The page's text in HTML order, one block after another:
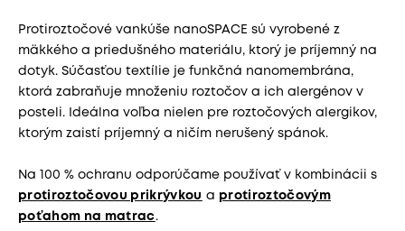
Protiroztočové vankúše nanoSPACE sú vyrobené z
mäkkého a priedušného materiálu, ktorý je príjemný na
dotyk. Súčasťou textílie je funkčná nanomembrána,
ktorá zabraňuje množeniu roztočov a ich alergénov v
posteli. Ideálna voľba nielen pre roztočových alergikov,
ktorým zaistí príjemný a ničím nerušený spánok.
Na 100 % ochranu odporúčame používať v kombinácii s
protiroztočovou prikrývkou a protiroztočovým
poťahom na matrac.